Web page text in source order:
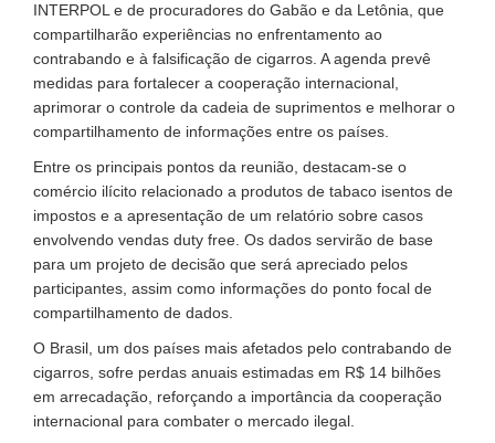
INTERPOL e de procuradores do Gabão e da Letônia, que
compartilharão experiências no enfrentamento ao
contrabando e à falsificação de cigarros. A agenda prevê
medidas para fortalecer a cooperação internacional,
aprimorar o controle da cadeia de suprimentos e melhorar o
compartilhamento de informações entre os países.
Entre os principais pontos da reunião, destacam-se o
comércio ilícito relacionado a produtos de tabaco isentos de
impostos e a apresentação de um relatório sobre casos
envolvendo vendas duty free. Os dados servirão de base
para um projeto de decisão que será apreciado pelos
participantes, assim como informações do ponto focal de
compartilhamento de dados.
O Brasil, um dos países mais afetados pelo contrabando de
cigarros, sofre perdas anuais estimadas em R$ 14 bilhões
em arrecadação, reforçando a importância da cooperação
internacional para combater o mercado ilegal.